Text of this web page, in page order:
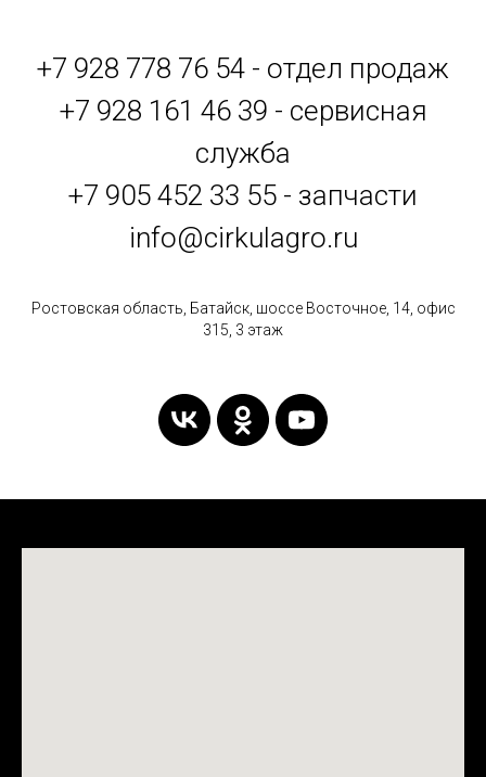
+7 928 778 76 54 - отдел продаж
+7 928 161 46 39 - сервисная
служба
+7 905 452 33 55 - запчасти
info@cirkulagro.ru
Ростовская область, Батайск, шоссе Восточное, 14, офис
315, 3 этаж